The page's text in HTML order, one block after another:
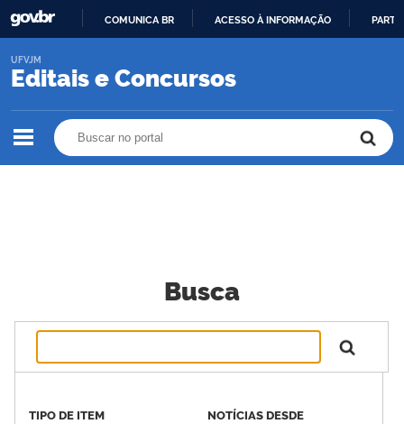
O
COMUNICA BR ACESSO À INFORMAÇÃO
Editais e Concursos
UFVJM
Busca
TIPO DE ITEM NOTÍCIAS DESDE